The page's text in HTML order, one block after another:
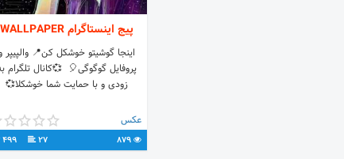
پیج اینستاگرام WALLPAPER
‌اینجا گوشیتو خوشکل کن📍 ‌والپیپر
پروفایل گوگوگی🎈 ‌ 💞کانال تلگرام
زودی و با حمایت شما خوشکلا💞
عکس
879
27
499